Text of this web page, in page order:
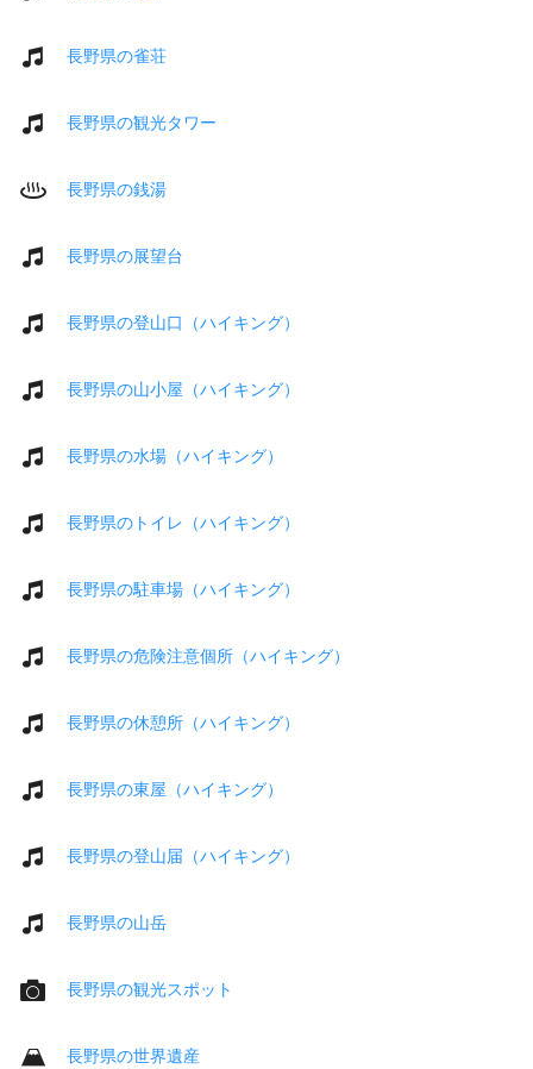
長野県の雀荘
長野県の観光タワー
長野県の銭湯
長野県の展望台
長野県の登山口（ハイキング）
長野県の山小屋（ハイキング）
長野県の水場（ハイキング）
長野県のトイレ（ハイキング）
長野県の駐車場（ハイキング）
長野県の危険注意個所（ハイキング）
長野県の休憩所（ハイキング）
長野県の東屋（ハイキング）
長野県の登山届（ハイキング）
長野県の山岳
長野県の観光スポット
長野県の世界遺産